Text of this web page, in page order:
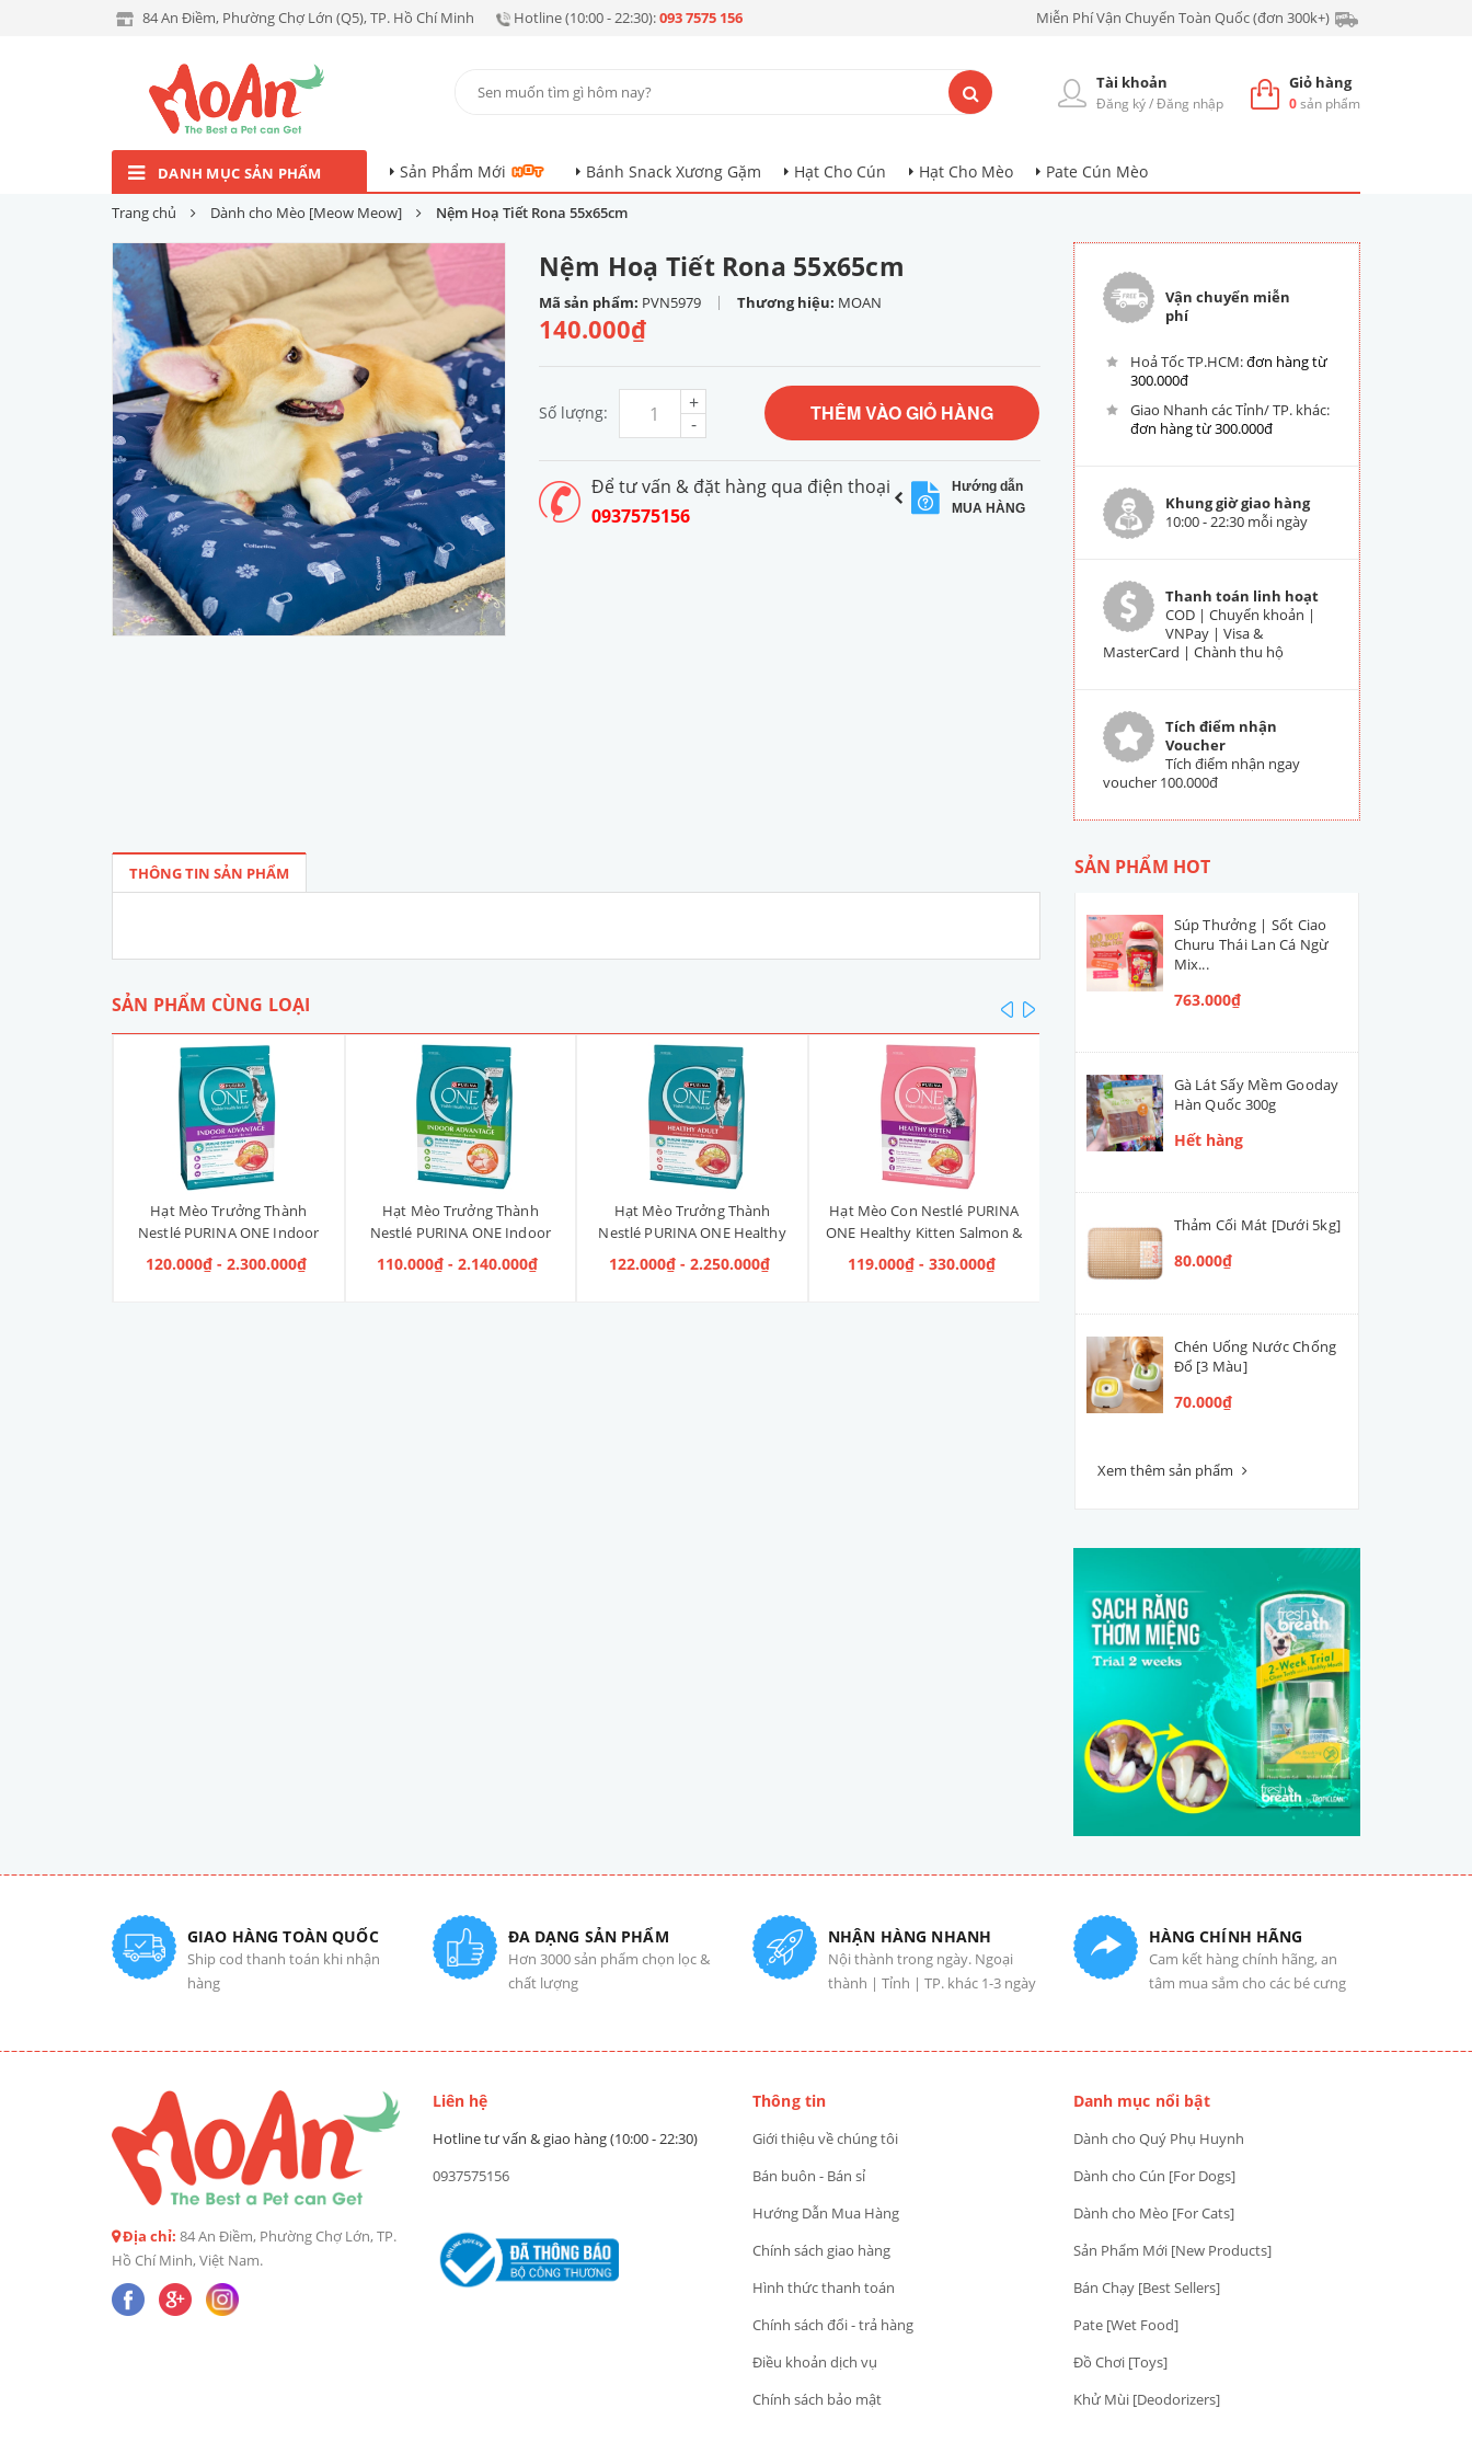
84 An Điềm, Phường Chợ Lớn (Q5), TP. Hồ Chí Minh Hotline (10:00 - 22:30):093 7575 156 Miễn Phí Vận Chuyển Toàn Quốc (đơn 300k+)
Giỏ hàng
0sản phẩm
Tài khoản
Đăng ký/Đăng nhập
DANH MỤC SẢN PHẨM Sản Phẩm Mới Bánh Snack Xương Gặm Hạt Cho Cún Hạt Cho Mèo Pate Cún Mèo
Trang chủ Dành cho Mèo [Meow Meow] Nệm Hoạ Tiết Rona 55x65cm
Nệm Hoạ Tiết Rona 55x65cm
Mã sản phẩm: PVN5979 | Thương hiệu: MOAN
140.000₫
Số lượng: -
+ THÊM VÀO GIỎ HÀNG
Để tư vấn & đặt hàng qua điện thoại
0937575156
Hướng dẫn
MUA HÀNG
Vận chuyển miễn
phí
Hoả Tốc TP.HCM:đơn hàng từ
300.000đ
Giao Nhanh các Tỉnh/ TP. khác:
đơn hàng từ 300.000đ
Khung giờ giao hàng
10:00 - 22:30 mỗi ngày
Thanh toán linh hoạt
COD | Chuyển khoản |
VNPay | Visa &
MasterCard | Chành thu hộ
Tích điểm nhận
Voucher
Tích điểm nhận ngay
voucher 100.000đ
THÔNG TIN SẢN PHẨM
SẢN PHẨM CÙNG LOẠI
Hạt Mèo Trưởng Thành
Nestlé PURINA ONE Indoor
Advantage Salmon & Tuna [Vị
Cá Hồi & Cá Ngừ]
120.000₫ - 2.300.000₫
Hạt Mèo Trưởng Thành
Nestlé PURINA ONE Indoor
Advantage [Vị Gà]
110.000₫ - 2.140.000₫
Hạt Mèo Trưởng Thành
Nestlé PURINA ONE Healthy
Adult Salmon & Tuna [Vị Cá
Hồi & Cá Ngừ]
122.000₫ - 2.250.000₫
Hạt Mèo Con Nestlé PURINA
ONE Healthy Kitten Salmon &
Tuna [Vị Cá Hồi & Cá Ngừ]
119.000₫ - 330.000₫
ONE Healthy Kitten [Vị Gà]
109.000₫ - 300.000₫
Ruột Cún Mèo
prev
SẢN PHẨM HOT
Súp Thưởng | Sốt Ciao
Churu Thái Lan Cá Ngừ
Mix...
763.000₫
Gà Lát Sấy Mềm Gooday
Hàn Quốc 300g
Hết hàng
Thảm Cối Mát [Dưới 5kg]
80.000₫
Chén Uống Nước Chống
Đổ [3 Màu]
70.000₫
Xem thêm sản phẩm
GIAO HÀNG TOÀN QUỐC
Ship cod thanh toán khi nhận
hàng
ĐA DẠNG SẢN PHẨM
Hơn 3000 sản phẩm chọn lọc &
chất lượng
NHẬN HÀNG NHANH
Nội thành trong ngày. Ngoại
thành | Tỉnh | TP. khác 1-3 ngày
HÀNG CHÍNH HÃNG
Cam kết hàng chính hãng, an
tâm mua sắm cho các bé cưng
Địa chỉ: 84 An Điềm, Phường Chợ Lớn, TP.
Hồ Chí Minh, Việt Nam.
Liên hệ
Hotline tư vấn & giao hàng (10:00 - 22:30)
0937575156
Thông tin
Giới thiệu về chúng tôi
Bán buôn - Bán sỉ
Hướng Dẫn Mua Hàng
Chính sách giao hàng
Hình thức thanh toán
Chính sách đổi - trả hàng
Điều khoản dịch vụ
Chính sách bảo mật
Danh mục nổi bật
Dành cho Quý Phụ Huynh
Dành cho Cún [For Dogs]
Dành cho Mèo [For Cats]
Sản Phẩm Mới [New Products]
Bán Chạy [Best Sellers]
Pate [Wet Food]
Đồ Chơi [Toys]
Khử Mùi [Deodorizers]